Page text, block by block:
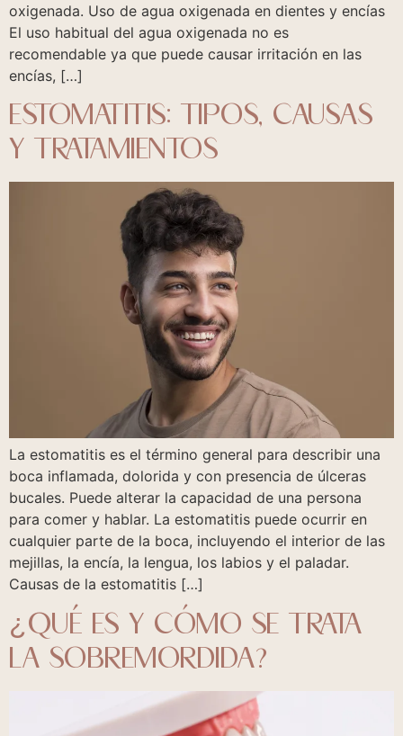
oxigenada. Uso de agua oxigenada en dientes y encías
El uso habitual del agua oxigenada no es
recomendable ya que puede causar irritación en las
encías, […]
ESTOMATITIS: TIPOS, CAUSAS
Y TRATAMIENTOS
La estomatitis es el término general para describir una
boca inflamada, dolorida y con presencia de úlceras
bucales. Puede alterar la capacidad de una persona
para comer y hablar. La estomatitis puede ocurrir en
cualquier parte de la boca, incluyendo el interior de las
mejillas, la encía, la lengua, los labios y el paladar.
Causas de la estomatitis […]
¿QUÉ ES Y CÓMO SE TRATA
LA SOBREMORDIDA?